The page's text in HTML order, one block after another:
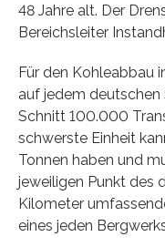
48 Jahre alt. Der
Bereichsleiter
Für den Kohleabbau
auf jedem deutschen
Schnitt 100.000
schwerste Einheit
Tonnen haben und
jeweiligen Punkt des
Kilometer
eines jeden